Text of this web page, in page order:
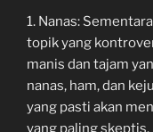
1. Nanas:
topik yang
manis dan tajam
nanas, ham, dan
yang pasti akan
yang paling skeptis.